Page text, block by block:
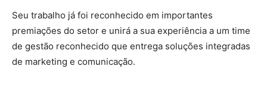
Seu trabalho já foi reconhecido em importantes
premiações do setor e unirá a sua experiência a um time
de gestão reconhecido que entrega soluções integradas
de marketing e comunicação.